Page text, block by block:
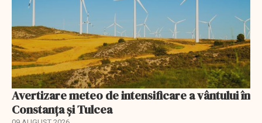
Avertizare meteo de intensificare a vântului în
Constanța și Tulcea